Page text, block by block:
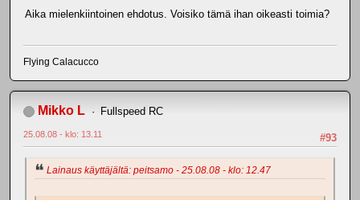
Aika mielenkiintoinen ehdotus. Voisiko tämä ihan oikeasti toimia?
Flying Calacucco
Mikko L Fullspeed RC
#93
25.08.08 - klo: 13.11
Lainaus käyttäjältä: peitsamo - 25.08.08 - klo: 12.47